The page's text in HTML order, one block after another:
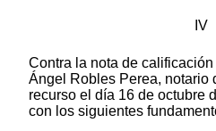
IV
Contra la nota de
Ángel Robles Perea, notario
recurso el día 16 de octubre
con los siguientes